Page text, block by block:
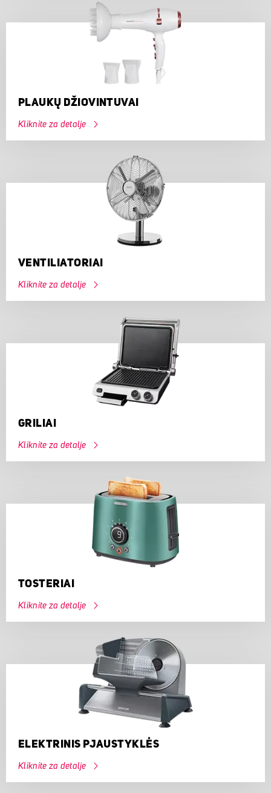
PLAUKŲ DŽIOVINTUVAI
Kliknite za detalje
VENTILIATORIAI
Kliknite za detalje
GRILIAI
Kliknite za detalje
TOSTERIAI
Kliknite za detalje
ELEKTRINIS PJAUSTYKLĖS
Kliknite za detalje